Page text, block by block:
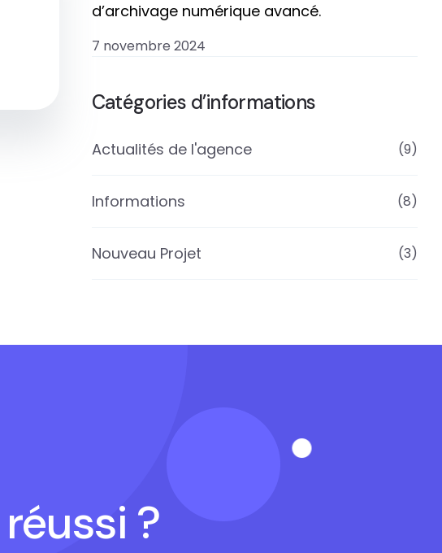
d’archivage numérique avancé.
7 novembre 2024
Catégories d’informations
Actualités de l'agence (9)
Informations (8)
Nouveau Projet (3)
?